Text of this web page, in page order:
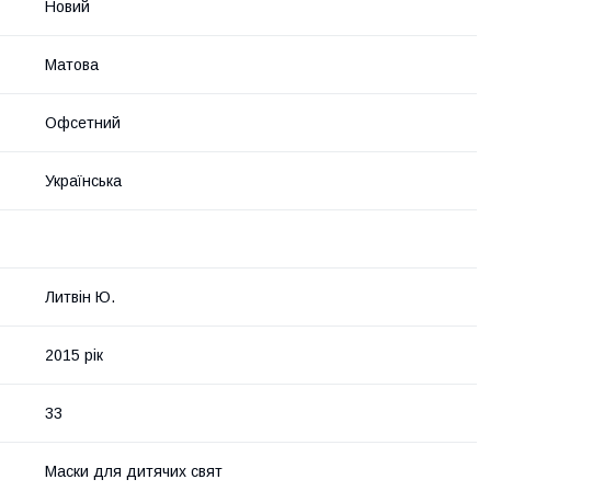
Новий
Матова
Офсетний
Українська
Литвін Ю.
2015 рік
33
Маски для дитячих свят